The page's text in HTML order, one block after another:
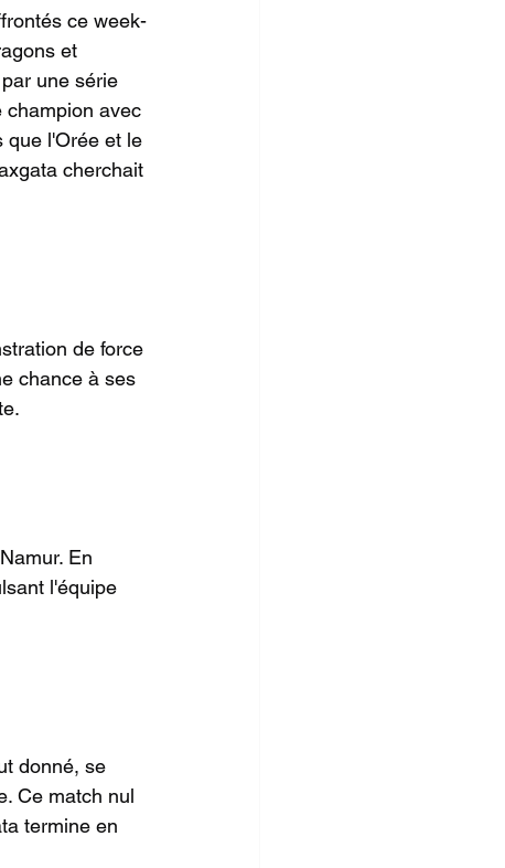
ce week-
et
une série
champion avec
que l'Orée et le
cherchait
de force
chance à ses
En
l'équipe
donné, se
Ce match nul
termine en